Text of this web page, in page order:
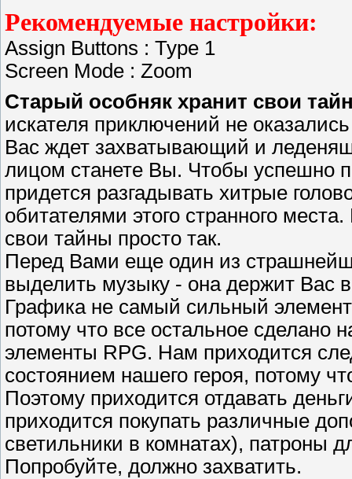
Рекомендуемые настройки:
Assign Buttons : Type 1
Screen Mode : Zoom
Старый особняк хранит свои
искателя приключений не
Вас ждет захватывающий и
лицом станете Вы. Чтобы успешно
придется разгадывать хитрые
обитателями этого странного
свои тайны просто так.
Перед Вами еще один из
выделить музыку - она держит Вас
Графика не самый сильный элемент
потому что все остальное сделано
элементы RPG. Нам приходится
состоянием нашего героя, потому
Поэтому приходится отдавать
приходится покупать различные
светильники в комнатах), патроны
Попробуйте, должно захватить.